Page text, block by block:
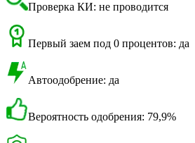
Проверка КИ: не проводится
Первый заем под 0 процентов: да
Автоодобрение: да
Вероятность одобрения: 79,9%